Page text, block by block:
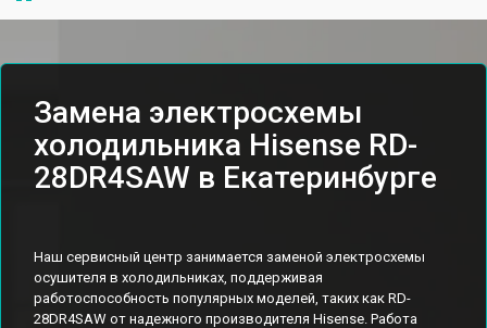
Замена электросхемы
холодильника Hisense RD-
28DR4SAW в Екатеринбурге
Наш сервисный центр занимается заменой электросхемы
осушителя в холодильниках, поддерживая
работоспособность популярных моделей, таких как RD-
28DR4SAW от надежного производителя Hisense. Работа